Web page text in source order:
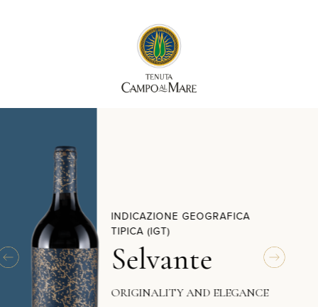
INDICAZIONE GEOGRAFICA
TIPICA (IGT)
Selvante
ORIGINALITY AND ELEGANCE